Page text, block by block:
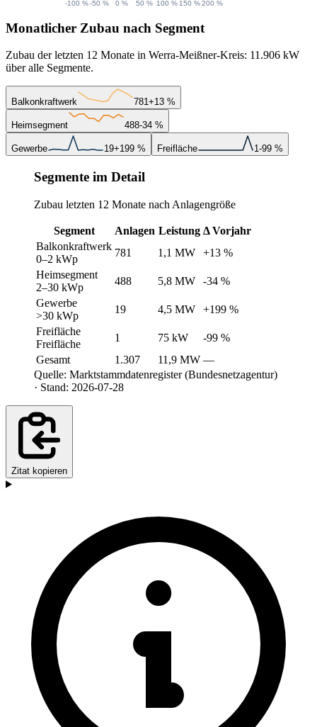
Monatlicher Zubau nach Segment
Zubau der letzten 12 Monate in Werra-Meißner-Kreis: 11.906 kW
über alle Segmente.
Balkonkraftwerk 781+13 %
Heimsegment 488-34 %
Gewerbe 19+199 % Freifläche 1-99 %
Segmente im Detail
Zubau letzten 12 Monate nach Anlagengröße
Segment Anlagen Leistung Δ Vorjahr
Balkonkraftwerk
0–2 kWp
781 1,1 MW
+13 %
Heimsegment
2–30 kWp
488 5,8 MW
-34 %
Gewerbe
>30 kWp
19 4,5 MW
+199 %
Freifläche
Freifläche
1 75 kW
-99 %
Gesamt
1.307 11,9 MW —
Quelle: Marktstammdatenregister (Bundesnetzagentur)
· Stand: 2026-07-28
Zitat kopieren